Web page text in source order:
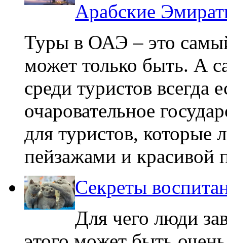
Арабские
Туры в ОАЭ – это
может только быть. А
среди туристов всегда
очаровательное
для туристов, которые
пейзажами и красивой
Секреты
Для чего люди